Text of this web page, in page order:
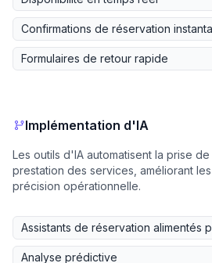
Confirmations de réservation
Formulaires de retour rapide
Implémentation d'IA
Les outils d'IA automatisent la prise
prestation des services, améliorant
précision opérationnelle.
Assistants de réservation alimentés
Analyse prédictive